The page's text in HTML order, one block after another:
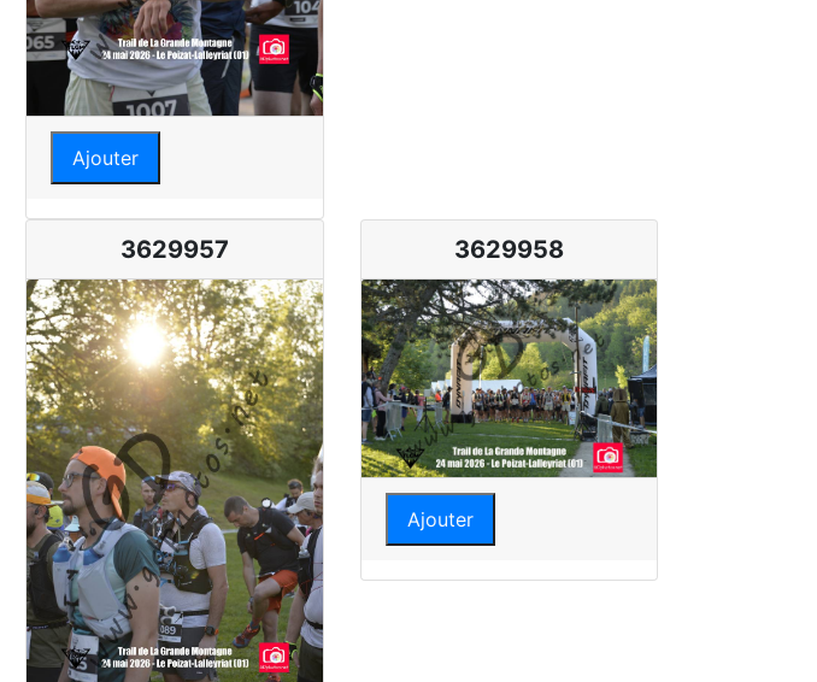
Ajouter
3629957 3629958
Ajouter